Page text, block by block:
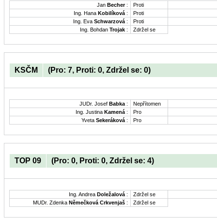
Jan Becher:
Proti
Ing. Hana Kobilíková :
Proti
Ing. Eva Schwarzová :
Proti
Ing. Bohdan Trojak : Zdržel se
KSČM (Pro: 7, Proti: 0, Zdržel se: 0)
JUDr. Josef Babka :
Nepřítomen
Ing. Justina Kamená :
Pro
Yveta Sekeráková : Pro
TOP 09 (Pro: 0, Proti: 0, Zdržel se: 4)
Ing. Andrea Doležalová :
Zdržel se
MUDr. Zdenka Němečková Crkvenjaš : Zdržel se